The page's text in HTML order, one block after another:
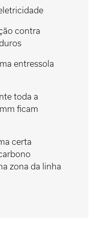
contra
entressola
toda a
ficam
certa
zona da linha